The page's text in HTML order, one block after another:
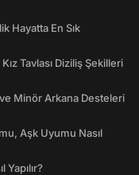
Hayatta En Sık
Tavlası Diziliş Şekilleri
Minör Arkana Desteleri
Aşk Uyumu Nasıl